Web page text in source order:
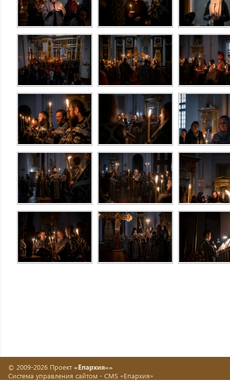
© 2009-2026 Проект «Епархия»»
Система управления сайтом - CMS «Епархия»